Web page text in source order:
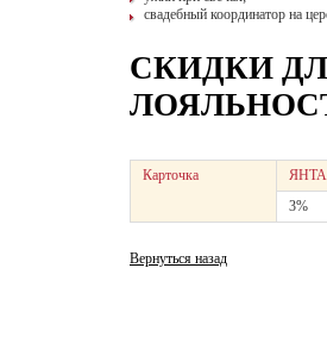
свадебный координатор на
СКИДКИ
Карточка
3%
Вернуться назад